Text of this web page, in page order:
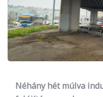
Néhány hét múlva